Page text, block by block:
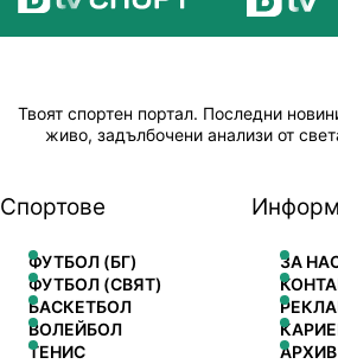
Твоят спортен портал. Последни
живо, задълбочени анализи от
Спортове
ФУТБОЛ (БГ)
ФУТБОЛ (СВЯТ)
БАСКЕТБОЛ
ВОЛЕЙБОЛ
ТЕНИС
ЗА
АРХИВ